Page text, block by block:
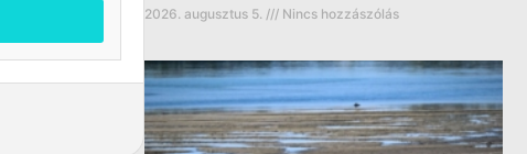
2026. augusztus 5. Nincs hozzászólás